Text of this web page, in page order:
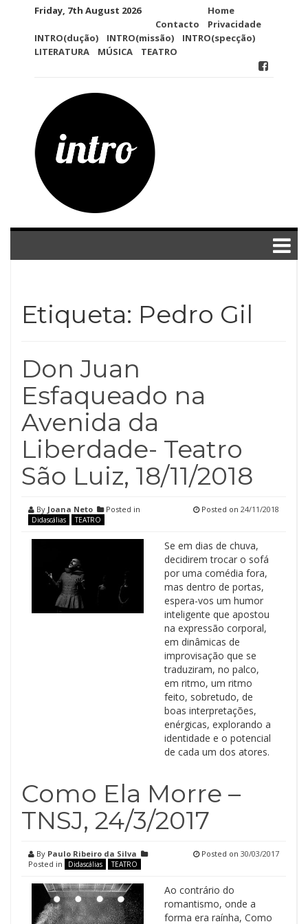
Friday, 7th August 2026
Contacto
Home
Privacidade
INTRO(dução)
INTRO(missão)
INTRO(specção)
LITERATURA
MÚSICA TEATRO
Etiqueta: Pedro Gil
Don Juan
Esfaqueado na
Avenida da
Liberdade- Teatro
São Luiz, 18/11/2018
By Joana Neto Posted in
Didascálias TEATRO
Posted on 24/11/2018
Se em dias de chuva,
decidirem trocar o sofá
por uma comédia fora,
mas dentro de portas,
espera-vos um humor
inteligente que apostou
na expressão corporal,
em dinâmicas de
improvisação que se
traduziram, no palco,
em ritmo, um ritmo
feito, sobretudo, de
boas interpretações,
enérgicas, explorando a
identidade e o potencial
de cada um dos atores.
Como Ela Morre –
TNSJ, 24/3/2017
By Paulo Ribeiro da Silva
Posted in
Didascálias TEATRO
Posted on 30/03/2017
Ao contrário do
romantismo, onde a
forma era raínha, Como